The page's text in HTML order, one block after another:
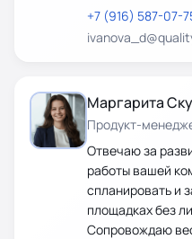
+7 (916) 587-07-
Маргарита
Продукт-
Отвечаю за
работы вашей
спланировать и
площадках без
Сопровождаю